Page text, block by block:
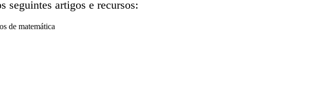
seguintes artigos e recursos: